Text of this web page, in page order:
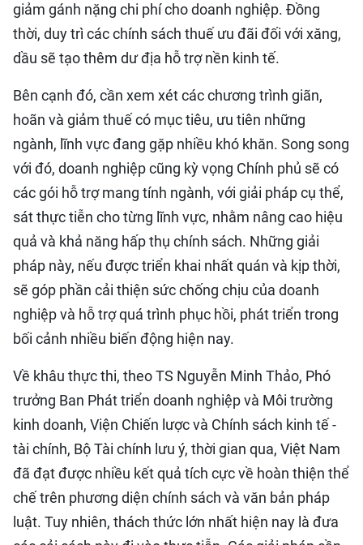
giảm gánh nặng chi phí cho doanh nghiệp. Đồng
thời, duy trì các chính sách thuế ưu đãi đối với xăng,
dầu sẽ tạo thêm dư địa hỗ trợ nền kinh tế.
Bên cạnh đó, cần xem xét các chương trình giãn,
hoãn và giảm thuế có mục tiêu, ưu tiên những
ngành, lĩnh vực đang gặp nhiều khó khăn. Song song
với đó, doanh nghiệp cũng kỳ vọng Chính phủ sẽ có
các gói hỗ trợ mang tính ngành, với giải pháp cụ thể,
sát thực tiễn cho từng lĩnh vực, nhằm nâng cao hiệu
quả và khả năng hấp thụ chính sách. Những giải
pháp này, nếu được triển khai nhất quán và kịp thời,
sẽ góp phần cải thiện sức chống chịu của doanh
nghiệp và hỗ trợ quá trình phục hồi, phát triển trong
bối cảnh nhiều biến động hiện nay.
Về khâu thực thi, theo TS Nguyễn Minh Thảo, Phó
trưởng Ban Phát triển doanh nghiệp và Môi trường
kinh doanh, Viện Chiến lược và Chính sách kinh tế -
tài chính, Bộ Tài chính lưu ý, thời gian qua, Việt Nam
đã đạt được nhiều kết quả tích cực về hoàn thiện thể
chế trên phương diện chính sách và văn bản pháp
luật. Tuy nhiên, thách thức lớn nhất hiện nay là đưa